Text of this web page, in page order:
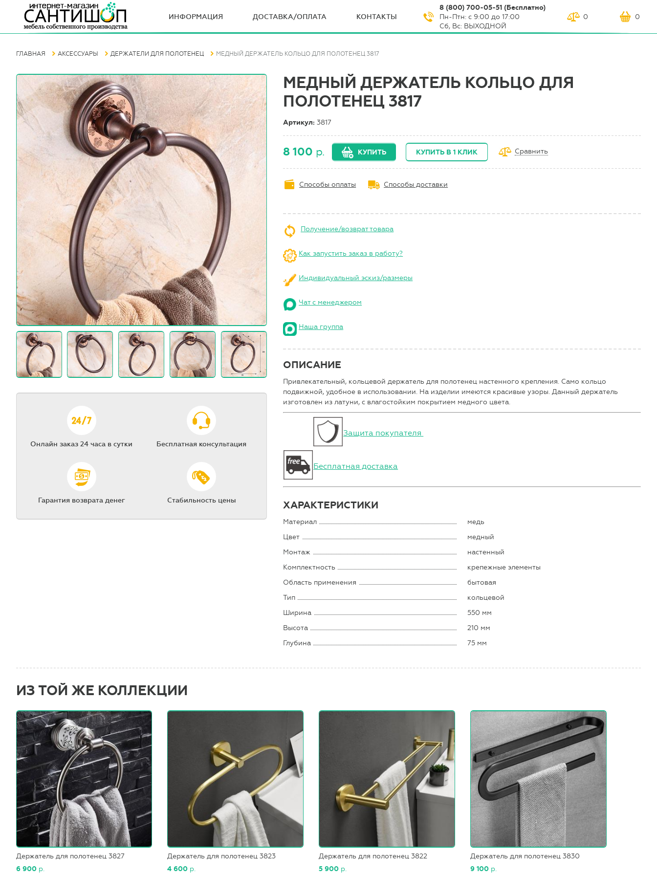
ИНФОРМАЦИЯ ДОСТАВКА/ОПЛАТА КОНТАКТЫ
8 (800) 700-05-51 (Бесплатно)
Пн-Птн: с 9:00 до 17:00
Сб, Вс: ВЫХОДНОЙ
0 0
ГЛАВНАЯ АКСЕССУАРЫ ДЕРЖАТЕЛИ ДЛЯ ПОЛОТЕНЕЦ МЕДНЫЙ ДЕРЖАТЕЛЬ КОЛЬЦО ДЛЯ ПОЛОТЕНЕЦ 3817
Онлайн заказ 24 часа в сутки Бесплатная консультация
Гарантия возврата денег Стабильность цены
МЕДНЫЙ ДЕРЖАТЕЛЬ КОЛЬЦО ДЛЯ
ПОЛОТЕНЕЦ 3817
Артикул:3817
8 100 р. КУПИТЬ КУПИТЬ В 1 КЛИК Сравнить
Способы оплаты Способы доставки
Получение/возврат товара
Как запустить заказ в работу?
Индивидуальный эскиз/размеры
Чат с менеджером
Наша группа
ОПИСАНИЕ
Привлекательный, кольцевой держатель для полотенец настенного крепления. Само кольцо
подвижной, удобное в использовании. На изделии имеются красивые узоры. Данный держатель
изготовлен из латуни, с влагостойким покрытием медного цвета.
Защита покупателя
Бесплатная доставка
ХАРАКТЕРИСТИКИ
Материал
медь
Цвет
медный
Монтаж
настенный
Комплектность
крепежные элементы
Область применения
бытовая
Тип
кольцевой
Ширина
550 мм
Высота
210 мм
Глубина
75 мм
ИЗ ТОЙ ЖЕ КОЛЛЕКЦИИ
Держатель для полотенец 3827
6 900 р.
Держатель для полотенец 3823
4 600 р.
Держатель для полотенец 3822
5 900 р.
Держатель для полотенец 3830
9 100 р.